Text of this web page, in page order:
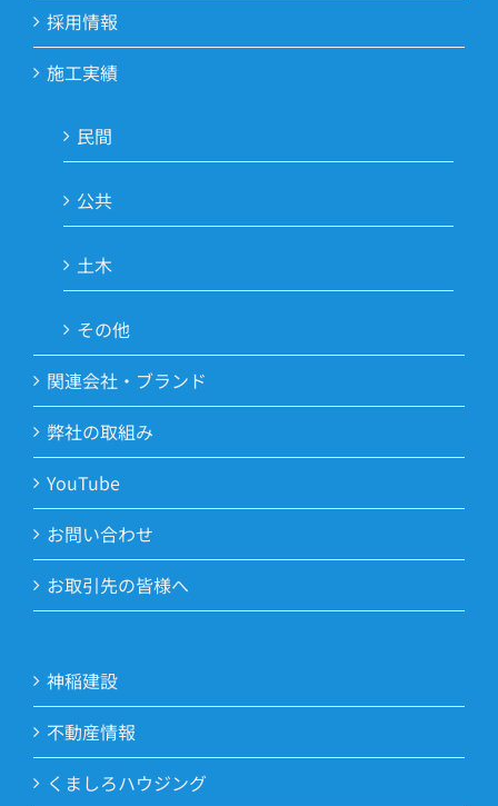
採用情報
施工実績
民間
公共
土木
その他
関連会社・ブランド
弊社の取組み
YouTube
お問い合わせ
お取引先の皆様へ
神稲建設
不動産情報
くましろハウジング